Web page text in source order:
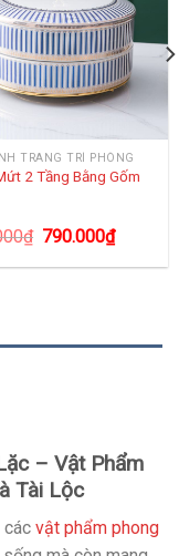
TRANG TRÍ PHÒNG
2 Tầng Bằng Gốm
₫ 790.000₫
– Vật Phẩm
Tài Lộc
các vật phẩm phong